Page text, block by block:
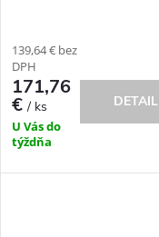
139,64 € bez
DPH
171,76
€/ ks
U Vás do
týždňa
DETAIL